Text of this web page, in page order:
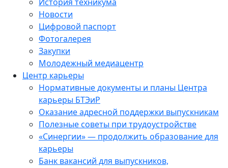
Новости
Цифровой паспорт
Фотогалерея
Закупки
Молодежный медиацентр
Центр карьеры
Нормативные документы и планы Центра
карьеры БТЭиР
Оказание адресной поддержки выпускникам
Полезные советы при трудоустройстве
«Синергии» — продолжить образование для
карьеры
Банк вакансий для выпускников,